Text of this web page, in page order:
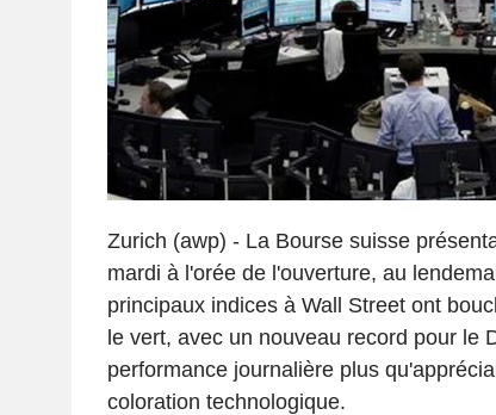
Zurich (awp) - La Bourse suisse
mardi à l'orée de l'ouverture, au
principaux indices à Wall Street ont
le vert, avec un nouveau record pour le
performance journalière plus
coloration technologique.